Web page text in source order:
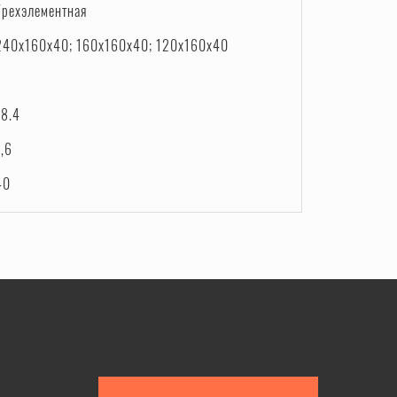
160х160х40; 120х160х40